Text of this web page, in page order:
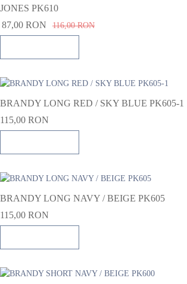
JONES PK610
87,00 RON
116,00 RON
BRANDY LONG RED / SKY BLUE PK605-1
115,00 RON
BRANDY LONG NAVY / BEIGE PK605
115,00 RON